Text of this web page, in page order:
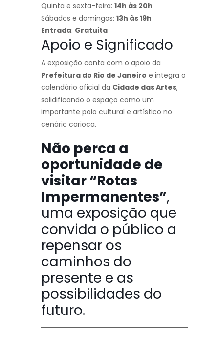
Quinta e sexta-feira: 14h às 20h
Sábados e domingos: 13h às 19h
Entrada: Gratuita
Apoio e Significado
A exposição conta com o apoio da
Prefeitura do Rio de Janeiro e integra o
calendário oficial da Cidade das Artes,
solidificando o espaço como um
importante polo cultural e artístico no
cenário carioca.
Não perca a
oportunidade de
visitar “Rotas
Impermanentes”,
uma exposição que
convida o público a
repensar os
caminhos do
presente e as
possibilidades do
futuro.